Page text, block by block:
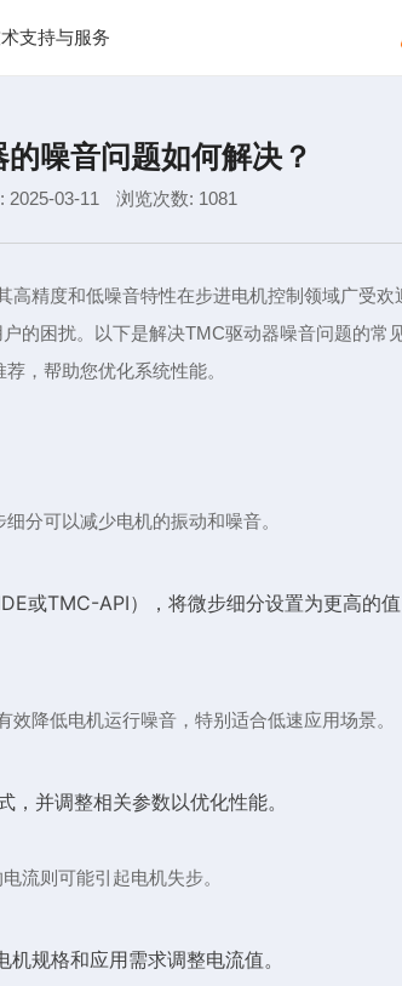
支持与服务
噪音问题如何解决？
2025-03-11 浏览次数: 1081
高精度和低噪音特性在步进电机控制领域广受欢
的困扰。以下是解决TMC驱动器噪音问题的常
，帮助您优化系统性能。
分可以减少电机的振动和噪音。
或TMC-API），将微步细分设置为更高的
降低电机运行噪音，特别适合低速应用场景。
并调整相关参数以优化性能。
流则可能引起电机失步。
规格和应用需求调整电流值。